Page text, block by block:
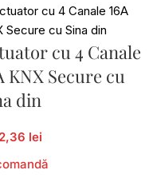
cu 4 Canale
KNX Secure cu
din
lei